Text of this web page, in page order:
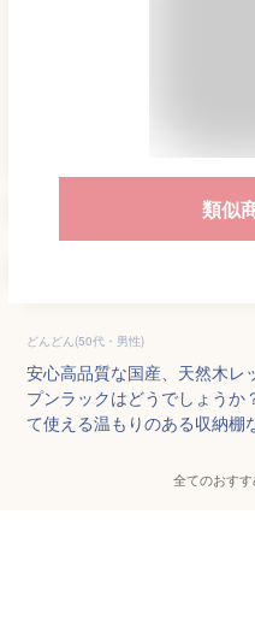
類似
どんどん(50代・男性)
安心高品質な国産、天然木レ
プンラックはどうでしょうか
て使える温もりのある収納棚
全てのおすす